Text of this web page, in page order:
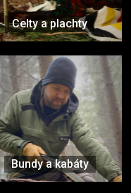
Celty a plachty
Bundy a kabáty